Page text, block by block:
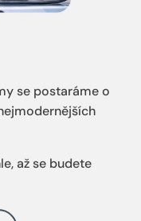
se postaráme o
až se budete